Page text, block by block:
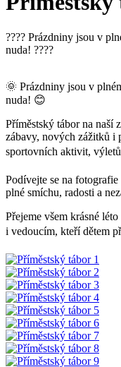
???? Prázdniny jsou v
nuda! ????
🌞 Prázdniny jsou v
nuda! 😊
Příměstský tábor na naší
zábavy, nových zážitků i
sportovních aktivit,
Podívejte se na
plné smíchu, radosti a
Přejeme všem krásné
i vedoucím, kteří dětem